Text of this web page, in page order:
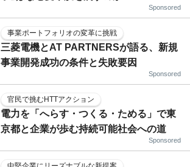
Sponsored
事業ポートフォリオの変革に挑戦
三菱電機とAT PARTNERSが語る、新規
事業開発成功の条件と失敗要因
Sponsored
官民で挑むHTTアクション
電力を「へらす・つくる・ためる」で東
京都と企業が歩む持続可能社会への道
Sponsored